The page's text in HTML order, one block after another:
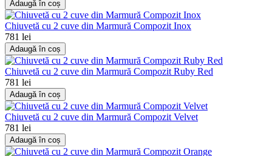
Adaugă în coș
Chiuvetă cu 2 cuve din Marmură Compozit Inox
781 lei
Adaugă în coș
Chiuvetă cu 2 cuve din Marmură Compozit Ruby Red
781 lei
Adaugă în coș
Chiuvetă cu 2 cuve din Marmură Compozit Velvet
781 lei
Adaugă în coș